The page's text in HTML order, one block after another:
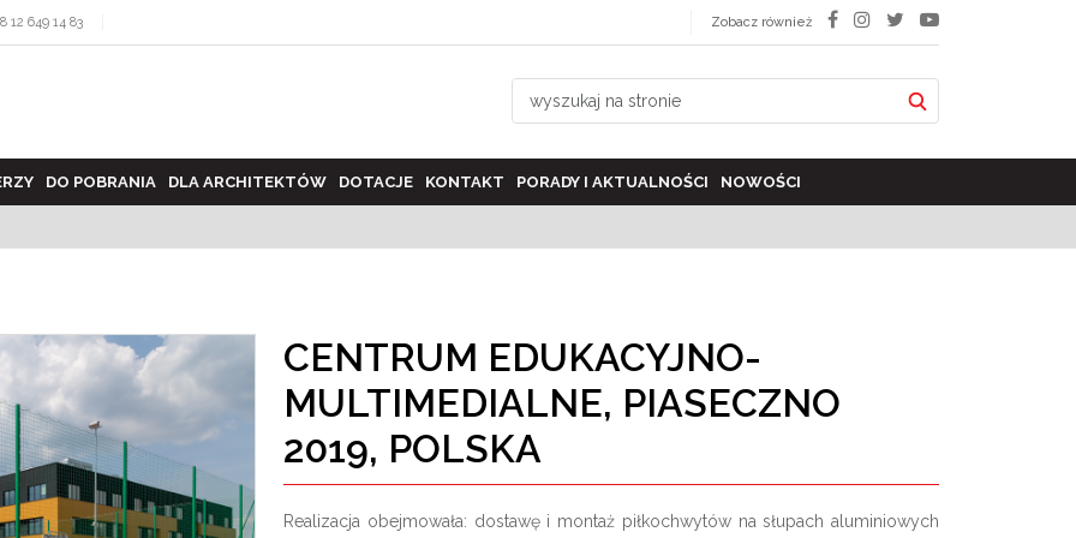
12 649 14 83 Zobacz również
DO POBRANIA DLA ARCHITEKTÓW DOTACJE KONTAKT PORADY I AKTUALNOŚCI NOWOŚCI
CENTRUM EDUKACYJNO-
MULTIMEDIALNE, PIASECZNO
2019, POLSKA
Realizacja obejmowała: dostawę i montaż piłkochwytów na słupach aluminiowych